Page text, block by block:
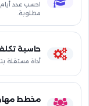
احسب عدد
مطلوبة.
حاسبة
أداة مستقلة
مخطط مهام